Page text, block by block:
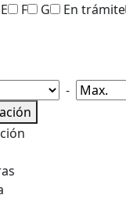
E F G En trámite
-